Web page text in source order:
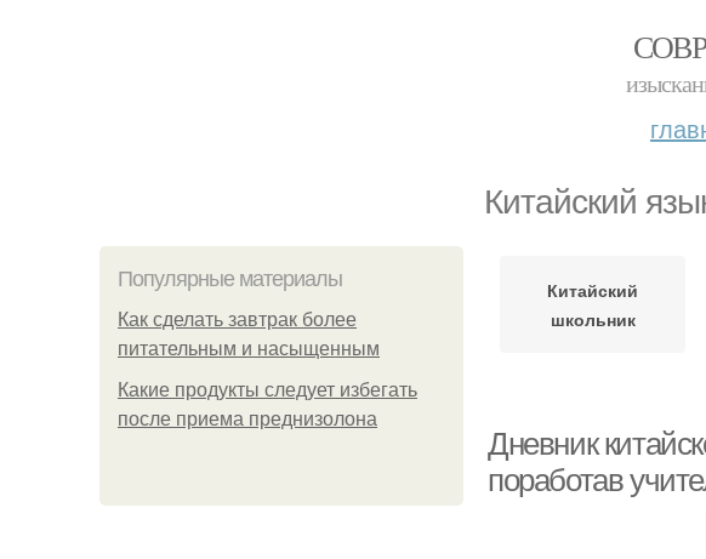
Китайский
Популярные материалы
Как сделать завтрак более
питательным и насыщенным
Какие продукты следует избегать
после приема преднизолона
Китайский
школьник
Дневник
поработав